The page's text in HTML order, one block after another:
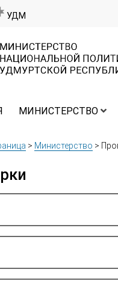
УДМ
МИНИСТЕРСТВО
> Министерство >